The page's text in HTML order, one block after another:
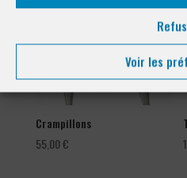
Voir les
Crampillons
55,00€